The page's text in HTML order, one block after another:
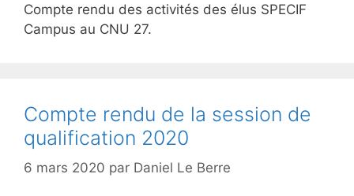
Compte rendu des activités des élus SPECIF
Campus au CNU 27.
Compte rendu de la session de
qualification 2020
6 mars 2020 par Daniel Le Berre